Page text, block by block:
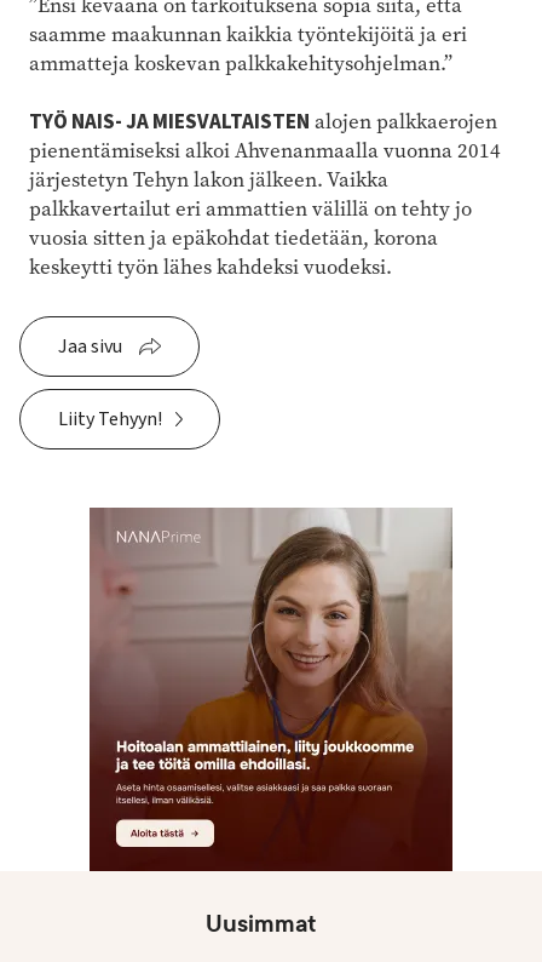
saamme maakunnan kaikkia työntekijöitä ja eri
ammatteja koskevan palkkakehitysohjelman.”
TYÖ NAIS- JA MIESVALTAISTEN alojen palkkaerojen
pienentämiseksi alkoi Ahvenanmaalla vuonna 2014
järjestetyn Tehyn lakon jälkeen. Vaikka
palkkavertailut eri ammattien välillä on tehty jo
vuosia sitten ja epäkohdat tiedetään, korona
keskeytti työn lähes kahdeksi vuodeksi.
Jaa sivu
Liity Tehyyn!
Uusimmat